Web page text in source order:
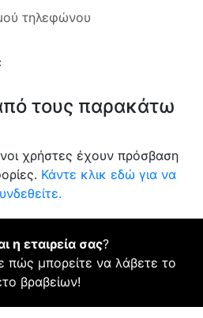
τηλεφώνου
τους παρακάτω
χρήστες έχουν πρόσβαση
Κάντε κλικ εδώ για να
η εταιρεία σας?
πώς μπορείτε να λάβετε το
βραβείων!